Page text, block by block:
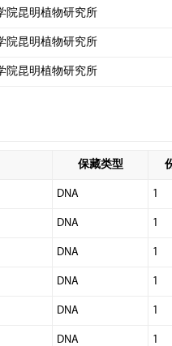
院昆明植物研究所
院昆明植物研究所
院昆明植物研究所
保藏类型
DNA 1
DNA 1
DNA 1
DNA 1
DNA 1
DNA 1